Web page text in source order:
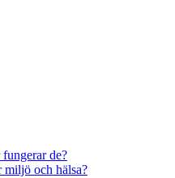
de?
och hälsa?